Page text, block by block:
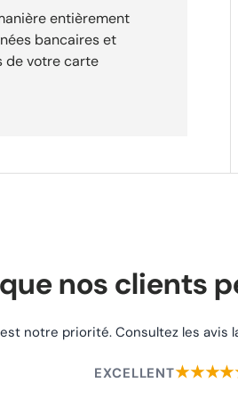
Retours
après réception de
entièrement
bancaires et
de votre carte
nos clients
notre priorité. Consultez les avis
EXCELLENT